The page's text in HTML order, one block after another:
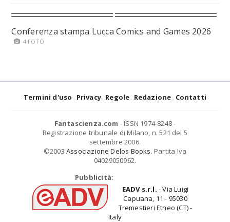
Conferenza stampa Lucca Comics and Games 2026
4 FOTO
Termini d'uso Privacy Regole Redazione Contatti
Fantascienza.com - ISSN 1974-8248 -
Registrazione tribunale di Milano, n. 521 del 5
settembre 2006.
©2003 Associazione Delos Books. Partita Iva
04029050962.
Pubblicità:
EADV s.r.l. - Via Luigi
Capuana, 11 - 95030
Tremestieri Etneo (CT) -
Italy